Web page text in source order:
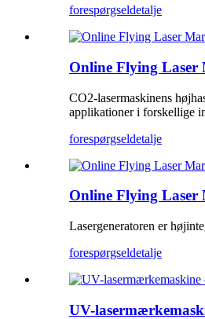
forespørgseldetalje
Online Flying Laser
CO2-lasermaskinens
applikationer i forskellige
forespørgseldetalje
Online Flying Laser
Lasergeneratoren er
forespørgseldetalje
UV-